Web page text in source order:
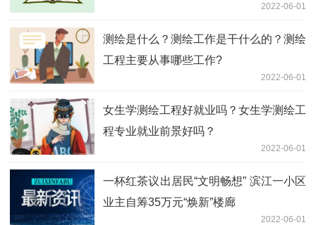
2022-06-01
测绘是什么？测绘工作是干什么的？测绘
工程主要从事哪些工作?
2022-06-01
女生学测绘工程好就业吗？女生学测绘工
程专业就业前景好吗？
2022-06-01
一杯红茶议出居民“文明畅想” 滨江一小区
业主自筹35万元“焕新”楼廊
2022-06-01